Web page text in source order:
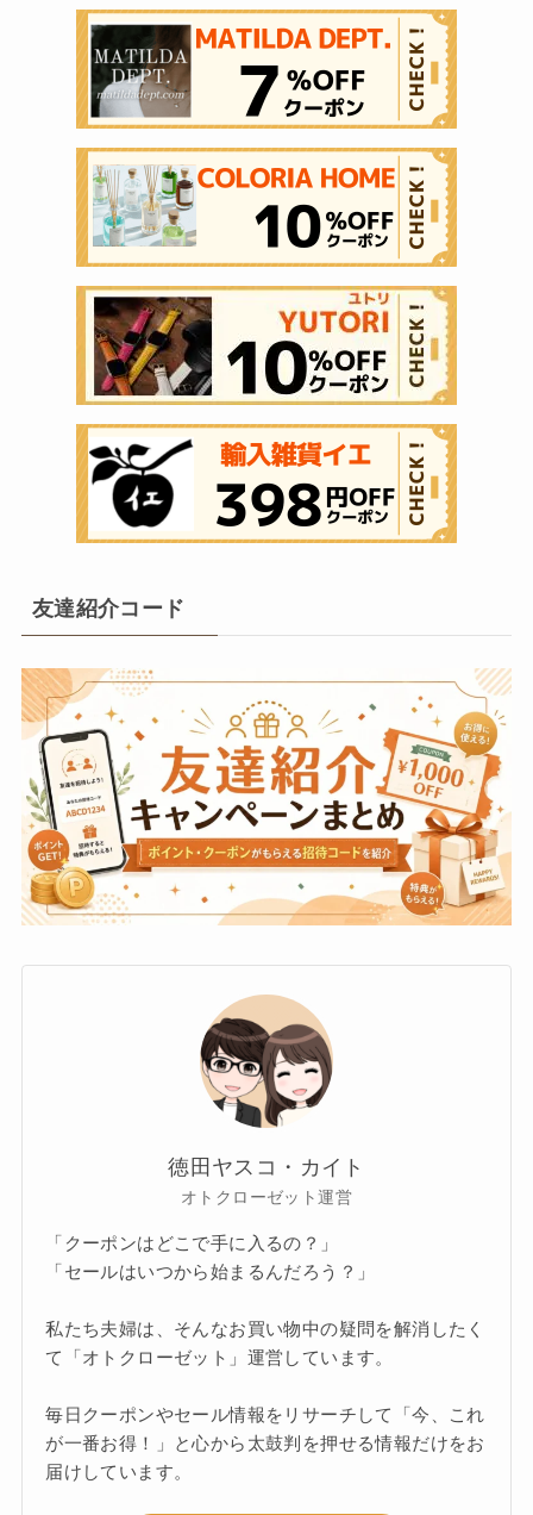
友達紹介コード
徳田ヤスコ・カイト
オトクローゼット運営
「クーポンはどこで手に入るの？」
「セールはいつから始まるんだろう？」
私たち夫婦は、そんなお買い物中の疑問を解消したく
て「オトクローゼット」運営しています。
毎日クーポンやセール情報をリサーチして「今、これ
が一番お得！」と心から太鼓判を押せる情報だけをお
届けしています。